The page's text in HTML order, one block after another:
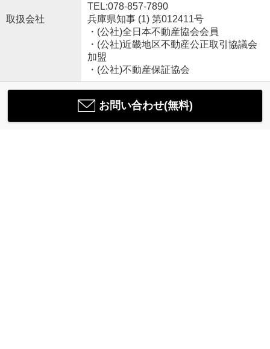
取扱会社
TEL:078-857-7890
兵庫県知事 (1) 第012411号
・(公社)全日本不動産協会会員
・(公社)近畿地区不動産公正取引協議会
加盟
・(公社)不動産保証協会
お問い合わせ(無料)